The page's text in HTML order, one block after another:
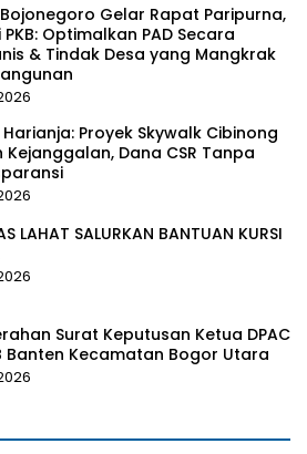
Bojonegoro Gelar Rapat Paripurna,
PKB: Optimalkan PAD Secara
& Tindak Desa yang Mangkrak
Proyek Skywalk Cibinong
Kejanggalan, Dana CSR Tanpa
LAHAT SALURKAN BANTUAN KURSI
Surat Keputusan Ketua DPAC
Banten Kecamatan Bogor Utara